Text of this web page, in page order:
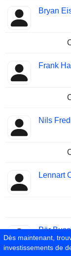
Bryan
Frank
Nils
Lennart
Pär
Dès maintenant,
investissements de